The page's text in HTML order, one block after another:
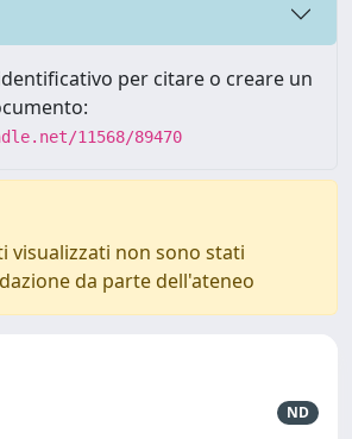
per citare o creare un
11568/89470
visualizzati non sono stati
da parte dell'ateneo
ND